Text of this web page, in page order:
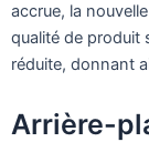
accrue, la
qualité de produit
réduite, donnant
Arrière-